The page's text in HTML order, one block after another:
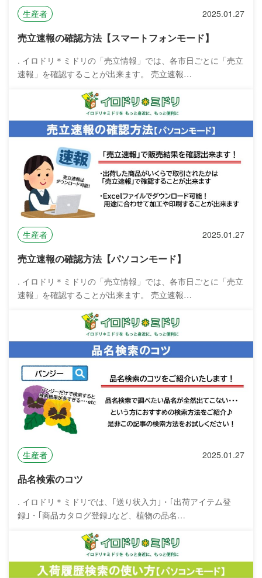
生産者 2025.01.27
売立速報の確認方法【スマートフォンモード】
. イロドリ＊ミドリの「売立情報」では、各市日ごとに「売立
速報」を確認することが出来ます。 売立速報…
生産者 2025.01.27
売立速報の確認方法【パソコンモード】
. イロドリ＊ミドリの「売立情報」では、各市日ごとに「売立
速報」を確認することが出来ます。 売立速報…
生産者 2025.01.27
品名検索のコツ
. イロドリ＊ミドリでは、｢送り状入力｣・｢出荷アイテム登
録｣・｢商品カタログ登録｣など、植物の品名…